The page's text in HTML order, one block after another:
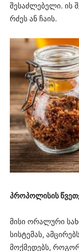
შესაძლებელი. ის
რძეს ან ჩაის.
პროპოლისის
მისი ორალური
სისტემას,
მოქმედებს,